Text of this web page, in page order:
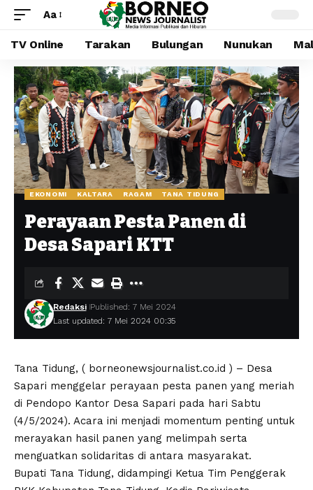
Aa
TV Online Tarakan Bulungan Nunukan
EKONOMI KALTARA RAGAM TANA TIDUNG
Perayaan Pesta Panen di
Desa Sapari KTT
Last updated: 7 Mei 2024 00:35
Redaksi Published: 7 Mei 2024
Tana Tidung, ( borneonewsjournalist.co.id ) – Desa
Sapari menggelar perayaan pesta panen yang meriah
di Pendopo Kantor Desa Sapari pada hari Sabtu
(4/5/2024). Acara ini menjadi momentum penting untuk
merayakan hasil panen yang melimpah serta
menguatkan solidaritas di antara masyarakat.
Bupati Tana Tidung, didampingi Ketua Tim Penggerak